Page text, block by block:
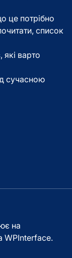
це потрібно
список
які варто
сучасною
на
WPInterface.